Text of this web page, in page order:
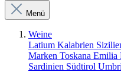
Menü
Weine
Latium Kalabrien
Marken Toskana Emilia
Sardinien Südtirol